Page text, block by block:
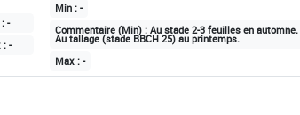
:-
: -
Min : -
Commentaire (Min) : Au stade 2-3 feuilles en automne.
Au tallage (stade BBCH 25) au printemps.
Max : -